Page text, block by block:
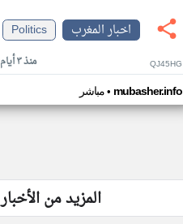
اخبار المغرب
Politics
منذ ٣ أيام QJ45HG
مباشر• mubasher.info
المزيد من الأخبار